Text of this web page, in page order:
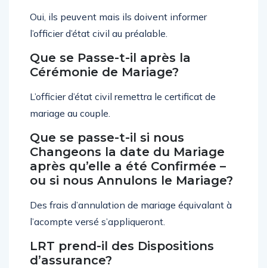
Oui, ils peuvent mais ils doivent informer
l’officier d’état civil au préalable.
Que se Passe-t-il après la
Cérémonie de Mariage?
L’officier d’état civil remettra le certificat de
mariage au couple.
Que se passe-t-il si nous
Changeons la date du Mariage
après qu’elle a été Confirmée –
ou si nous Annulons le Mariage?
Des frais d’annulation de mariage équivalant à
l’acompte versé s’appliqueront.
LRT prend-il des Dispositions
d’assurance?